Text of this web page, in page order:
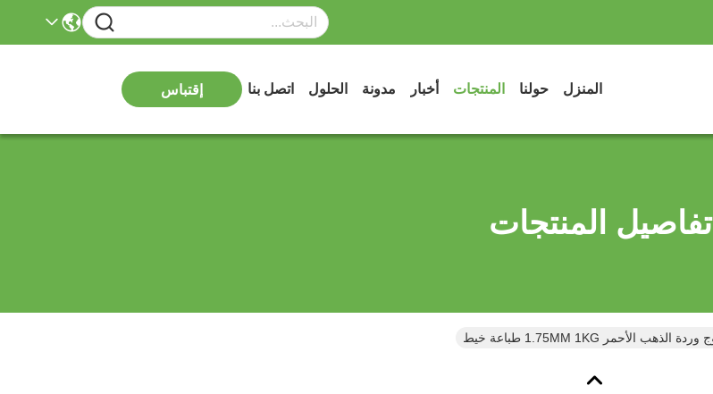
المنزل حولنا المنتجات أخبار مدونة الحلول اتصل بنا إقتباس
تفاصيل المنتجات